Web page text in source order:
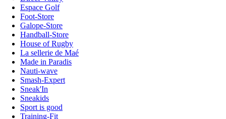
Espace Golf
Foot-Store
Galope-Store
Handball-Store
House of Rugby
La sellerie de Maé
Made in Paradis
Nauti-wave
Smash-Expert
Sneak'In
Sneakids
Sport is good
Training-Fit